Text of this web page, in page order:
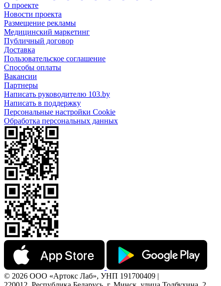
О проекте
Новости проекта
Размещение рекламы
Медицинский маркетинг
Публичный договор
Доставка
Пользовательское соглашение
Способы оплаты
Вакансии
Партнеры
Написать руководителю 103.by
Написать в поддержку
Персональные настройки Cookie
Обработка персональных данных
© 2026 ООО «Артокс Лаб», УНП 191700409 |